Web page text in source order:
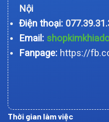
Nội
Điện thoại:
Email:
Fanpage: https://
Thời gian làm việc